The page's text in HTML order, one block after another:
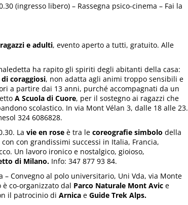
(ingresso libero) – Rassegna psico-cinema – Fai la
e adulti, evento aperto a tutti, gratuito. Alle
ha rapito gli spiriti degli abitanti della casa:
coraggiosi, non adatta agli animi troppo sensibili e
a partire dai 13 anni, purché accompagnati da un
A Scuola di Cuore, per il sostegno ai ragazzi che
scolastico. In via Mont Vélan 3, dalle 18 alle 23.
324 6086828.
La vie en rose è tra le coreografie simbolo della
con grandissimi successi in Italia, Francia,
Un lavoro ironico e nostalgico, gioioso,
di Milano. Info: 347 877 93 84.
Convegno al polo universitario, Uni Vda, via Monte
è co-organizzato dal Parco Naturale Mont Avic e
il patrocinio di Arnica e Guide Trek Alps.